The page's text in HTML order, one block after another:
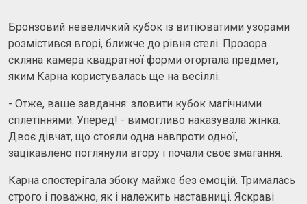
Бронзовий невеличкий кубок із витіюватими узорами
розмістився вгорі, ближче до рівня стелі. Прозора
скляна камера квадратної форми огортала предмет,
яким Карна користувалась ще на весіллі.
- Отже, ваше завдання: зловити кубок магічними
сплетіннями. Уперед! - вимогливо наказувала жінка.
Двоє дівчат, що стояли одна навпроти одної,
зацікавлено поглянули вгору і почали своє змагання.
Карна спостерігала збоку майже без емоцій. Трималась
строго і поважно, як і належить наставниці. Яскраві